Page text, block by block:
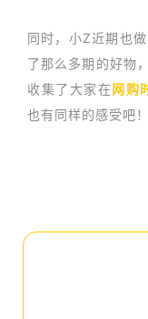
同时，小Z近期也
了那么多期的好物
收集了大家在网购
也有同样的感受吧！